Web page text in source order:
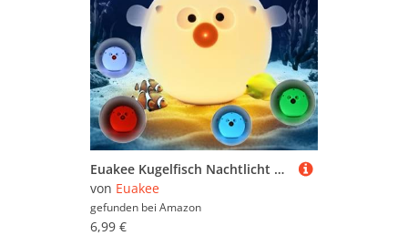
Euakee Kugelfisch Nachtlicht Kinder, Silikon Führte Nachtlicht, 7 Farben Einstellbar, Touch Tragbar 1200mAh Akku Lampe&Timing Kinder Nachtlichts, Zimmer Deko Geschenk für Kind Baby Mädchen Junge
von Euakee
gefunden bei Amazon
6,99 €